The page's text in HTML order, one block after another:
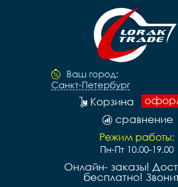
Ваш город:
Санкт-Петербург
Корзина
сравнение
Режим работы:
Пн-Пт 10.00-19.00
Онлайн- заказы!
бесплатно!